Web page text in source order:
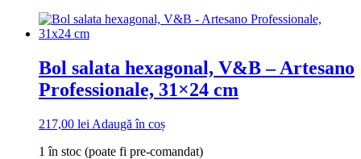
Bol salata hexagonal, V&B – Artesano
Professionale, 31×24 cm
217,00 lei Adaugă în coș
1 în stoc (poate fi pre-comandat)